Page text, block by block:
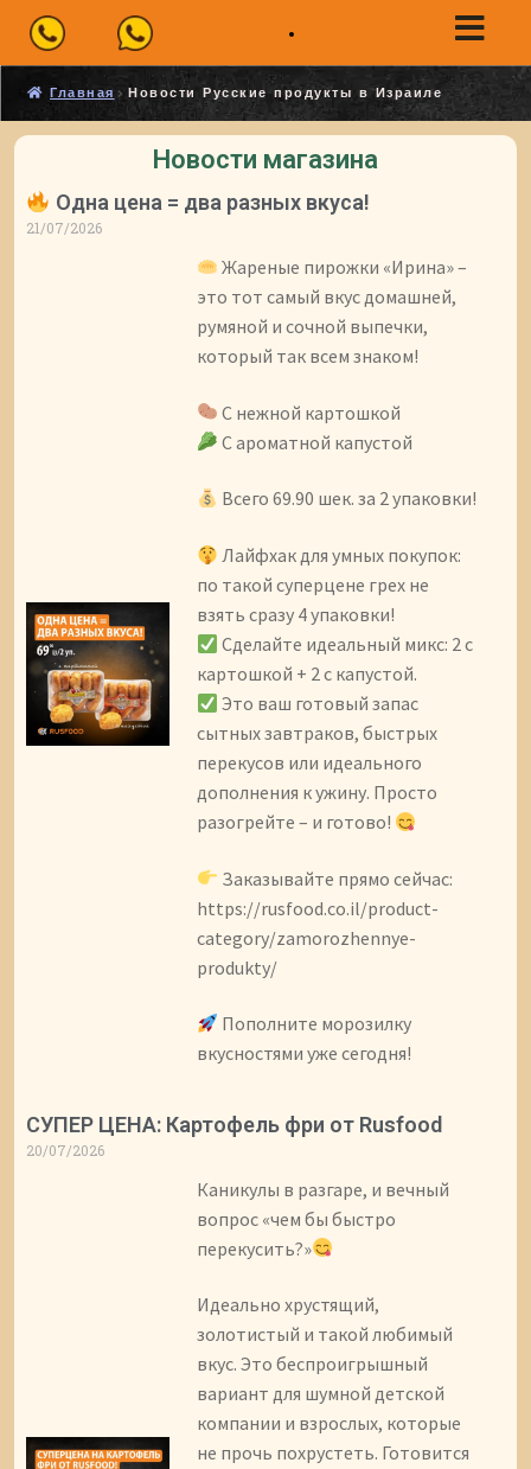
Главная Новости Русские продукты в Израиле
Новости магазина
Одна цена = два разных вкуса!
21/07/2026
Жареные пирожки «Ирина» –
это тот самый вкус домашней,
румяной и сочной выпечки,
который так всем знаком!
С нежной картошкой
С ароматной капустой
Всего 69.90 шек. за 2 упаковки!
Лайфхак для умных покупок:
по такой суперцене грех не
взять сразу 4 упаковки!
Сделайте идеальный микс: 2 с
картошкой + 2 с капустой.
Это ваш готовый запас
сытных завтраков, быстрых
перекусов или идеального
дополнения к ужину. Просто
разогрейте – и готово!
Заказывайте прямо сейчас:
https://rusfood.co.il/product-
category/zamorozhennye-
produkty/
Пополните морозилку
вкусностями уже сегодня!
СУПЕР ЦЕНА: Картофель фри от Rusfood
20/07/2026
Каникулы в разгаре, и вечный
вопрос «чем бы быстро
перекусить?»
Идеально хрустящий,
золотистый и такой любимый
вкус. Это беспроигрышный
вариант для шумной детской
компании и взрослых, которые
не прочь похрустеть. Готовится